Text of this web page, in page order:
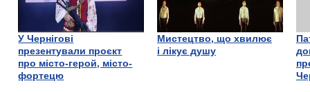
У Чернігові
презентували проєкт
про місто-герой, місто-
фортецю
Мистецтво, що хвилює
і лікує душу